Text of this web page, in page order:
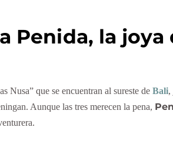
Penida, la joya
Nusa” que se encuentran al sureste deBali,
Aunque las tres merecen la pena,